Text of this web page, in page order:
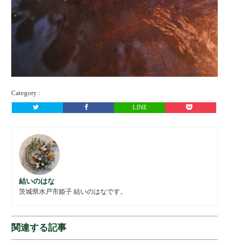
Category :
LINE
結いのはな
茨城県水戸市姫子 結いのはなです。
関連する記事